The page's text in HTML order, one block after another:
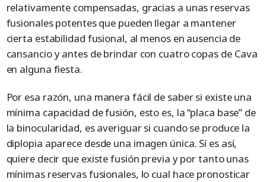
relativamente compensadas, gracias a unas reservas
fusionales potentes que pueden llegar a mantener
cierta estabilidad fusional, al menos en ausencia de
cansancio y antes de brindar con cuatro copas de Cava
en alguna fiesta.
Por esa razón, una manera fácil de saber si existe una
mínima capacidad de fusión, esto es, la “placa base” de
la binocularidad, es averiguar si cuando se produce la
diplopia aparece desde una imagen única. Sí es así,
quiere decir que existe fusión previa y por tanto unas
mínimas reservas fusionales, lo cual hace pronosticar